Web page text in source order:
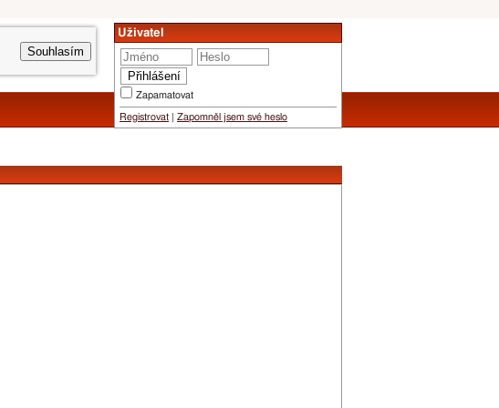
Souhlasím
Uživatel
Zapamatovat
Registrovat Zapomněl jsem své heslo